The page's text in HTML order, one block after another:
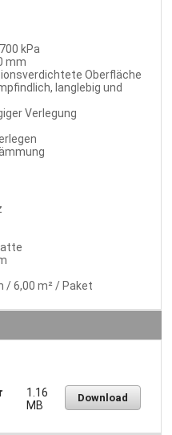
kPa
mm
Oberfläche
langlebig und
Verlegung
/ 6,00 m² / Paket
1.16
MB
Download